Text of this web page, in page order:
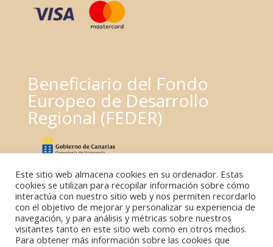
Beneficiario del Fondo
Europeo de Desarrollo
Regional (FEDER)
Este sitio web almacena cookies en su ordenador. Estas
cookies se utilizan para recopilar información sobre cómo
interactúa con nuestro sitio web y nos permiten recordarlo
con el objetivo de mejorar y personalizar su experiencia de
navegación, y para análisis y métricas sobre nuestros
visitantes tanto en este sitio web como en otros medios.
Para obtener más información sobre las cookies que